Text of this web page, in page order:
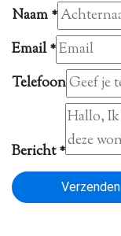
Naam*
Email*
Telefoon
Bericht*
Verzenden